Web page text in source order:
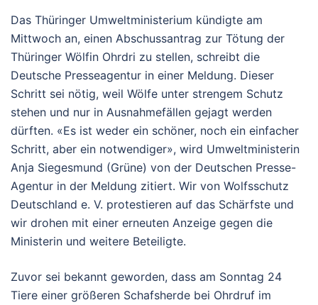
Das Thüringer Umweltministerium kündigte am
Mittwoch an, einen Abschussantrag zur Tötung der
Thüringer Wölfin Ohrdri zu stellen, schreibt die
Deutsche Presseagentur in einer Meldung. Dieser
Schritt sei nötig, weil Wölfe unter strengem Schutz
stehen und nur in Ausnahmefällen gejagt werden
dürften. «Es ist weder ein schöner, noch ein einfacher
Schritt, aber ein notwendiger», wird Umweltministerin
Anja Siegesmund (Grüne) von der Deutschen Presse-
Agentur in der Meldung zitiert. Wir von Wolfsschutz
Deutschland e. V. protestieren auf das Schärfste und
wir drohen mit einer erneuten Anzeige gegen die
Ministerin und weitere Beteiligte.
Zuvor sei bekannt geworden, dass am Sonntag 24
Tiere einer größeren Schafsherde bei Ohrdruf im